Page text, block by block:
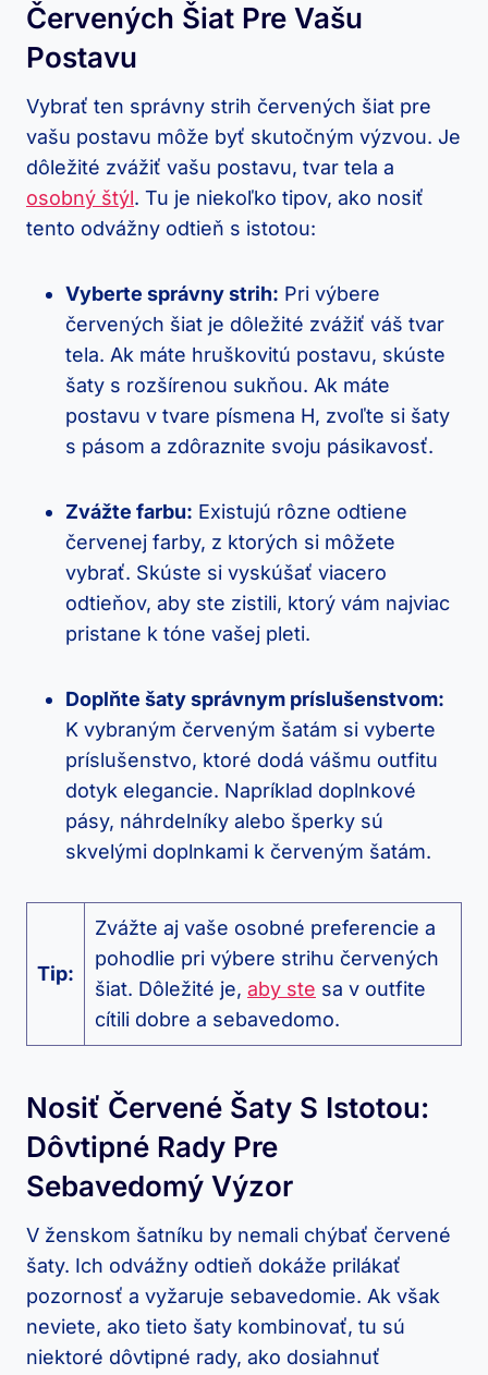
Červených Šiat⁢ Pre ⁣vašu
Postavu
Vybrať ​ten správny⁣ strih červených šiat⁤ pre⁤
vašu postavu môže ⁤byť skutočným ‍výzvou.​ Je‌
dôležité ‍zvážiť ⁤vašu postavu, tvar tela a
osobný štýl. Tu je niekoľko tipov, ako nosiť
tento odvážny odtieň s ‌istotou:
Vyberte správny strih: Pri ​výbere‍
červených šiat je dôležité zvážiť váš ⁤tvar
⁣tela. Ak máte hruškovitú⁣ postavu,⁣ skúste
šaty s rozšírenou sukňou. Ak máte
postavu ⁣v ⁢tvare⁤ písmena H, zvoľte si⁣ šaty
s ⁤pásom a zdôraznite svoju pásikavosť.
Zvážte farbu: Existujú rôzne odtiene
červenej‍ farby, ⁢z ktorých si môžete
vybrať. Skúste si vyskúšať viacero
odtieňov, aby⁤ ste ‍zistili, ​ktorý vám najviac‍
pristane k tóne vašej ⁣pleti.
Doplňte ​šaty správnym príslušenstvom:
K vybraným červeným šatám si⁣ vyberte
príslušenstvo, ktoré dodá vášmu⁢ outfitu
dotyk elegancie.⁢ Napríklad⁤ doplnkové
pásy, náhrdelníky alebo⁤ šperky sú
skvelými doplnkami k červeným šatám.
Tip:
Zvážte‍ aj ⁣vaše osobné preferencie a
⁢pohodlie pri výbere strihu červených
šiat. Dôležité ⁤je, aby ste sa v outfite
cítili dobre a sebavedomo.
Nosiť Červené Šaty⁤ S Istotou:
Dôvtipné Rady Pre
Sebavedomý Výzor
V⁣ ženskom šatníku by nemali ‌chýbať⁣ červené
šaty. Ich odvážny‍ odtieň dokáže ‌prilákať
pozornosť ‍a vyžaruje sebavedomie. ⁢Ak ⁣však
neviete, ako tieto šaty kombinovať, tu sú
niektoré dôvtipné rady, ako dosiahnuť